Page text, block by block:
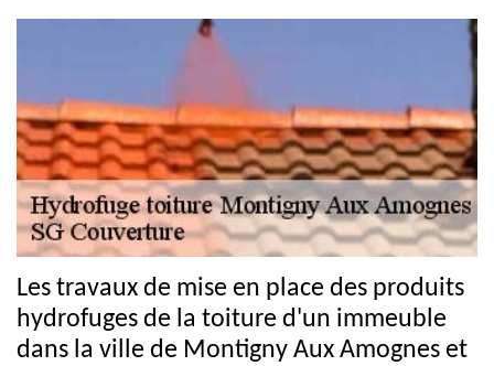
Les travaux de mise en place des produits
hydrofuges de la toiture d'un immeuble
dans la ville de Montigny Aux Amognes et